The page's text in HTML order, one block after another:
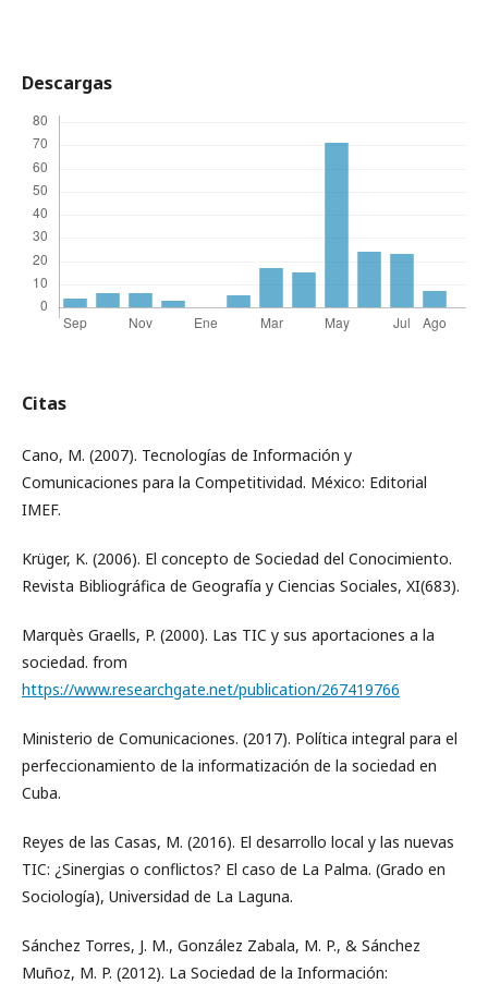
Descargas
Citas
Cano, M. (2007). Tecnologías de Información y
Comunicaciones para la Competitividad. México: Editorial
IMEF.
Krüger, K. (2006). El concepto de Sociedad del Conocimiento.
Revista Bibliográfica de Geografía y Ciencias Sociales, XI(683).
Marquès Graells, P. (2000). Las TIC y sus aportaciones a la
sociedad. from
https://www.researchgate.net/publication/267419766
Ministerio de Comunicaciones. (2017). Política integral para el
perfeccionamiento de la informatización de la sociedad en
Cuba.
Reyes de las Casas, M. (2016). El desarrollo local y las nuevas
TIC: ¿Sinergias o conflictos? El caso de La Palma. (Grado en
Sociología), Universidad de La Laguna.
Sánchez Torres, J. M., González Zabala, M. P., & Sánchez
Muñoz, M. P. (2012). La Sociedad de la Información: